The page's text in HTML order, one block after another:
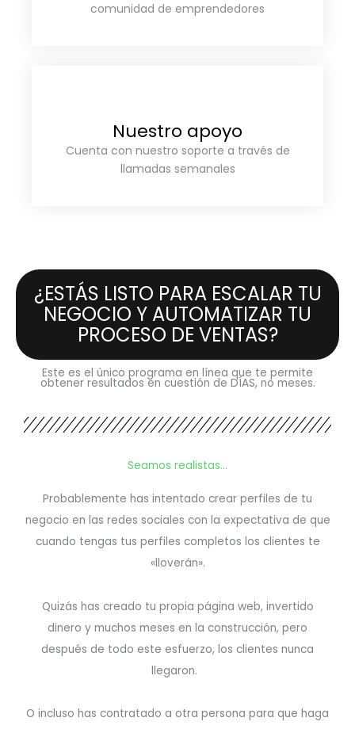
comunidad de emprendedores
Nuestro apoyo
Cuenta con nuestro soporte a través de
llamadas semanales
¿ESTÁS LISTO PARA ESCALAR TU
NEGOCIO Y AUTOMATIZAR TU
PROCESO DE VENTAS?
Este es el único programa en línea que te permite
obtener resultados en cuestión de DÍAS, no meses.
Seamos realistas...
Probablemente has intentado crear perfiles de tu
negocio en las redes sociales con la expectativa de que
cuando tengas tus perfiles completos los clientes te
«lloverán».
Quizás has creado tu propia página web, invertido
dinero y muchos meses en la construcción, pero
después de todo este esfuerzo, los clientes nunca
llegaron.
O incluso has contratado a otra persona para que haga